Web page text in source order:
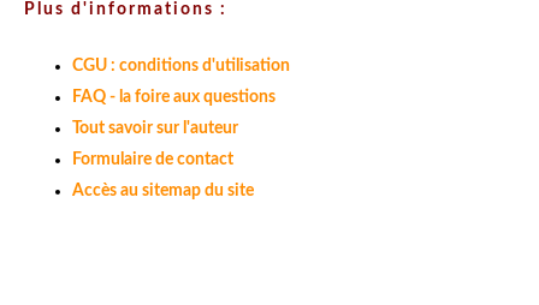
Plus d'informations :
CGU : conditions d'utilisation
FAQ - la foire aux questions
Tout savoir sur l'auteur
Formulaire de contact
Accès au sitemap du site